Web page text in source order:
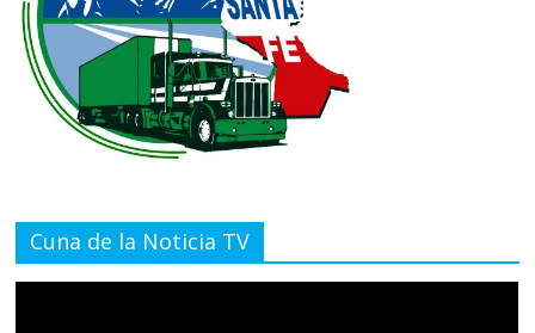
Cuna de la Noticia TV